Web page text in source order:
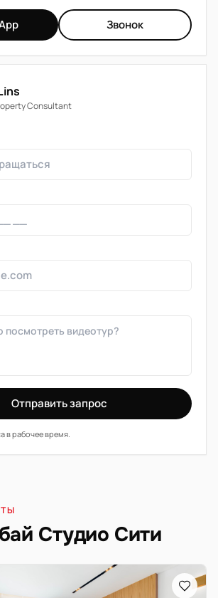
Звонок
Consultant
Отправить запрос
в рабочее время.
Студио Сити